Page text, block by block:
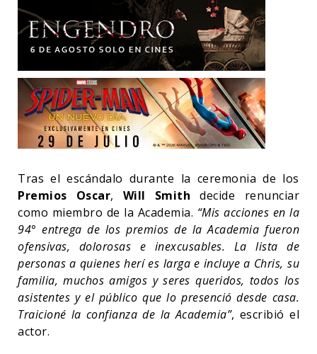
Tras el escándalo durante la ceremonia de los
Premios Oscar, Will Smithdecide renunciar
como miembro de la Academia. “Mis acciones en la
94° entrega de los premios de la Academia fueron
ofensivas, dolorosas e inexcusables. La lista de
personas a quienes herí es larga e incluye a Chris, su
familia, muchos amigos y seres queridos, todos los
asistentes y el público que lo presenció desde casa.
Traicioné la confianza de la Academia”, escribió el
actor.